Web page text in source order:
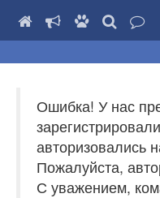
Ошибка! У нас
авторизовались
Пожалуйста,
С уважением,